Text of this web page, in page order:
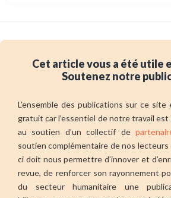
Cet article vous a été utile
Soutenez notre
L’ensemble des publications sur ce
gratuit car l’essentiel de notre travail
au soutien d’un collectif de
soutien complémentaire de nos
ci doit nous permettre d’innover et
revue, de renforcer son rayonnement
du secteur humanitaire une